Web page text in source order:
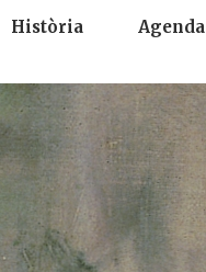
Història Agenda